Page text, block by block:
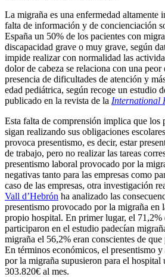
La migraña es una enfermedad altamente
falta de información y de concienciación
España un 50% de los pacientes con
discapacidad grave o muy grave, según
impide realizar con normalidad las
dolor de cabeza se relaciona con una
presencia de dificultades de atención y
edad pediátrica, según recoge un estudio
publicado en la revista de la International
Esta falta de comprensión implica que los
sigan realizando sus obligaciones
provoca presentismo, es decir, estar
de trabajo, pero no realizar las tareas
presentismo laboral provocado por la
negativas tanto para las empresas como
caso de las empresas, otra investigación
Vall d’Hebrón ha analizado las
presentismo provocado por la migraña en
propio hospital. En primer lugar, el 71,2%
participaron en el estudio padecían
migraña el 56,2% eran conscientes de
En términos económicos, el presentismo
por la migraña supusieron para el hospital
303.820€ al mes.